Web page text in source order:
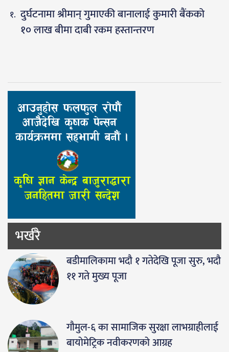
दुर्घटनामा श्रीमान् गुमाएकी बानालाई कुमारी बैंकको
१० लाख बीमा दाबी रकम हस्तान्तरण
भर्खरै
बडीमालिकामा भदौ १ गतेदेखि पूजा सुरु, भदौ
११ गते मुख्य पूजा
गौमुल-६ का सामाजिक सुरक्षा लाभग्राहीलाई
बायोमेट्रिक नवीकरणको आग्रह